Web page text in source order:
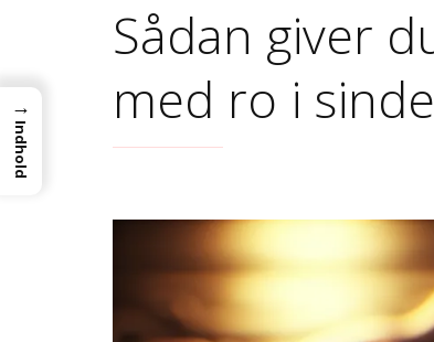
Sådan giver
med ro i
→
Indhold